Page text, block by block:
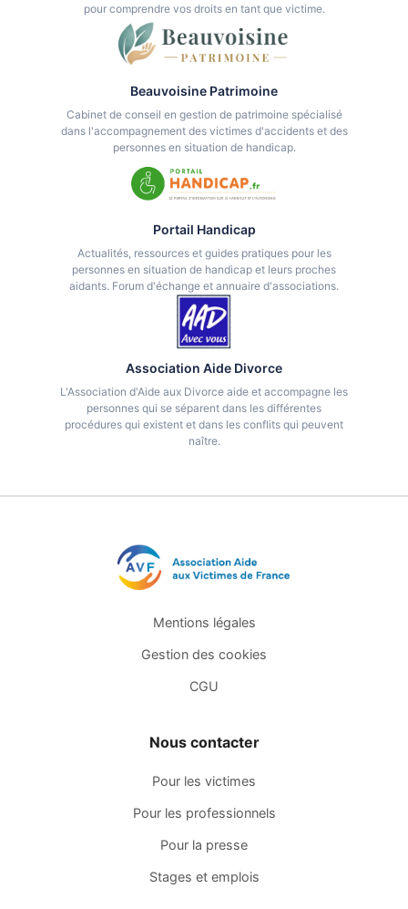
pour comprendre vos droits en tant que victime.
Beauvoisine Patrimoine
Cabinet de conseil en gestion de patrimoine spécialisé
dans l'accompagnement des victimes d'accidents et des
personnes en situation de handicap.
Portail Handicap
Actualités, ressources et guides pratiques pour les
personnes en situation de handicap et leurs proches
aidants. Forum d'échange et annuaire d'associations.
Association Aide Divorce
L'Association d'Aide aux Divorce aide et accompagne les
personnes qui se séparent dans les différentes
procédures qui existent et dans les conflits qui peuvent
naître.
Mentions légales
Gestion des cookies
CGU
Nous contacter
Pour les victimes
Pour les professionnels
Pour la presse
Stages et emplois